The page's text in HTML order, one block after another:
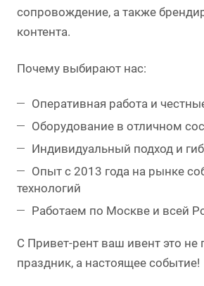
сопровождение, а также
контента.
Почему выбирают нас:
Оперативная работа и
Оборудование в отличном
Индивидуальный подход и
Опыт с 2013 года на рынке
технологий
Работаем по Москве и всей
С Привет-рент ваш ивент это не
праздник, а настоящее событие!